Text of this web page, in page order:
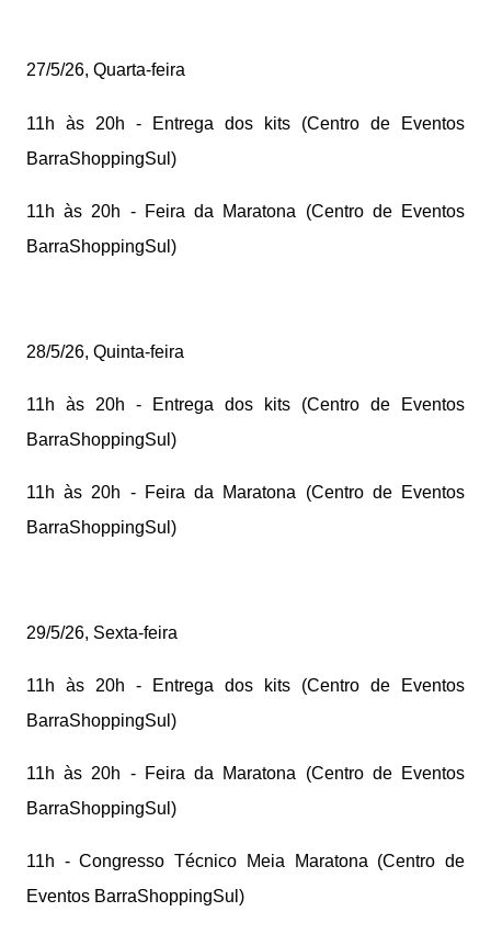
27/5/26, Quarta-feira
11h às 20h - Entrega dos kits (Centro de Eventos
BarraShoppingSul)
11h às 20h - Feira da Maratona (Centro de Eventos
BarraShoppingSul)
28/5/26, Quinta-feira
11h às 20h - Entrega dos kits (Centro de Eventos
BarraShoppingSul)
11h às 20h - Feira da Maratona (Centro de Eventos
BarraShoppingSul)
29/5/26, Sexta-feira
11h às 20h - Entrega dos kits (Centro de Eventos
BarraShoppingSul)
11h às 20h - Feira da Maratona (Centro de Eventos
BarraShoppingSul)
11h - Congresso Técnico Meia Maratona (Centro de
Eventos BarraShoppingSul)